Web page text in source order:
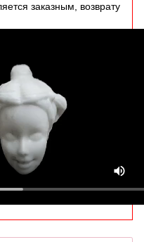
заказным, возврату